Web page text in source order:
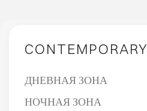
CONTEMPORARY
ДНЕВНАЯ ЗОНА
НОЧНАЯ ЗОНА